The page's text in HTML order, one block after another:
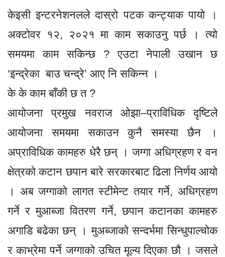
केइसी इन्टरनेशनलले दास्रो पटक कन्ट्याक पायो ।
अक्टोवर १२, २०२१ मा काम सकाउनु पर्छ । त्यो
समयमा काम सकिन्छ ? एउटा नेपाली उखान छ
‘इन्द्रेका बाउ चन्द्रे’ आए नि सकिन्न ।
के के काम बाँकी छ त ?
आयोजना प्रमुख नवराज ओझा–प्राविधिक दृष्टिले
आयोजना समयमा सकाउन कुनै समस्या छैन ।
अप्राविधिक कामहरु धेरै छन् । जग्गा अधिग्रहण र वन
क्षेत्रको कटान छपान बारे सरकारबाट ढिला निर्णय आयो
। अब जग्गाको लागत स्टीमेन्ट तयार गर्ने, अधिग्रहण
गर्ने र मुआब्जा वितरण गर्ने, छपान कटानका कामहरु
अगाडि बढेका छन् । मुअब्जाको सन्दर्भमा सिन्धुपाल्चोक
र काभ्रेमा पर्ने जग्गाको उचित मूल्य दिएका छौ । जसले